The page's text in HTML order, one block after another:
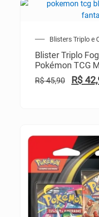
Blisters Triplo e
Blister Triplo
Pokémon TCG
R$45,90 R$